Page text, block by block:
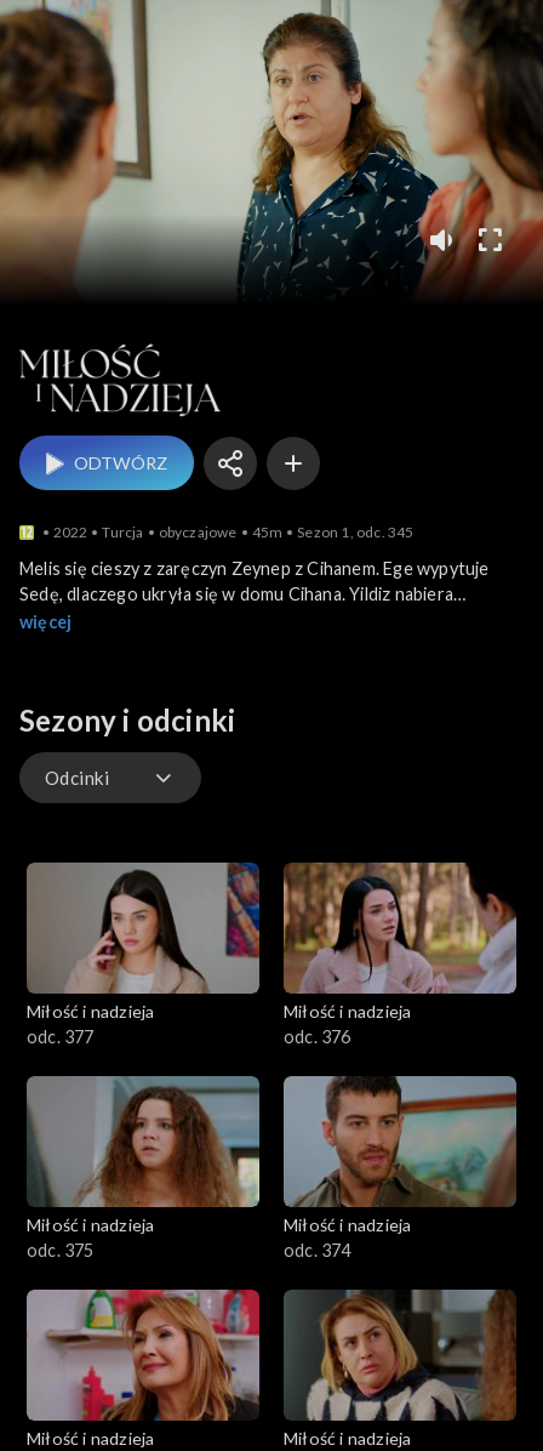
Miłość i nadzieja
ODTWÓRZ
2022 Turcja obyczajowe 45m Sezon 1, odc. 345
Melis się cieszy z zaręczyn Zeynep z Cihanem. Ege wypytuje
Sedę, dlaczego ukryła się w domu Cihana. Yildiz nabiera
pewności, że to Cavidan jest w ciąży. Kuzey obiecuje Sili
więcej
Sezony i odcinki
Odcinki
Miłość i nadzieja
odc. 377
Miłość i nadzieja
odc. 376
Miłość i nadzieja
odc. 375
Miłość i nadzieja
odc. 374
Miłość i nadzieja
Miłość i nadzieja